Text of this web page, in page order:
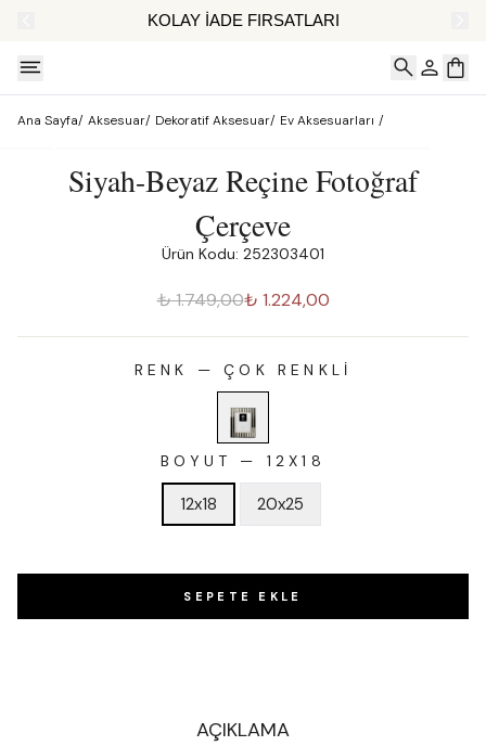
KOLAY İADE FIRSATLARI
Ana Sayfa/ Aksesuar/ Dekoratif Aksesuar/ Ev Aksesuarları /
Siyah-Beyaz Reçine Fotoğraf
Çerçeve
Ürün Kodu: 252303401
₺ 1.749,00₺ 1.224,00
RENK — ÇOK RENKLI
BOYUT — 12X18
12x18 20x25
SEPETE EKLE
AÇIKLAMA